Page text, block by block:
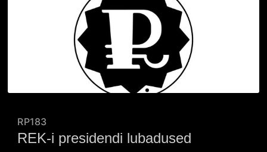
RP183
REK-i presidendi lubadused